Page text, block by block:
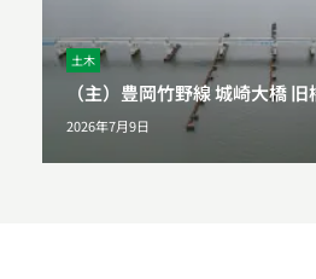
土木
（主）豊岡竹野線 城崎大橋
2026年7月9日